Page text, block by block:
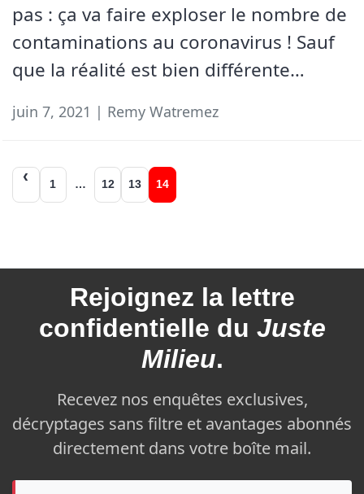
pas : ça va faire exploser le nombre de
contaminations au coronavirus ! Sauf
que la réalité est bien différente…
juin 7, 2021 | Remy Watremez
Navigation
des
1 … 12 13 14
Rejoignez la lettre
confidentielle du Juste
Milieu.
Recevez nos enquêtes exclusives,
décryptages sans filtre et avantages abonnés
directement dans votre boîte mail.